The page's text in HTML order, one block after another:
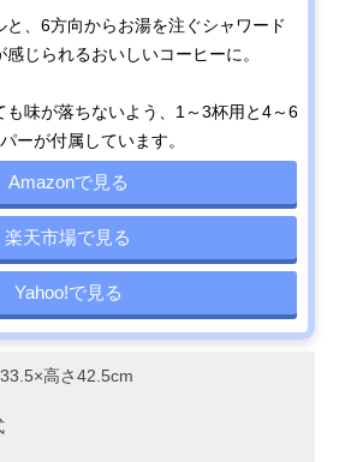
、6方向からお湯を注ぐシャワード
じられるおいしいコーヒーに。
も味が落ちないよう、1～3杯用と4～6
ーが付属しています。
Amazonで見る
楽天市場で見る
Yahoo!で見る
高さ42.5cm